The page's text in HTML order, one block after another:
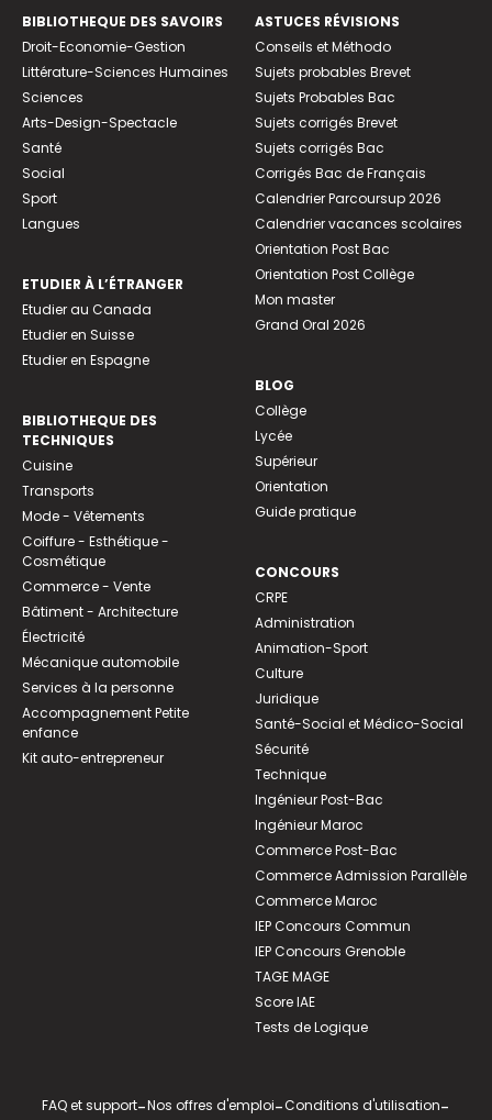
BIBLIOTHEQUE DES SAVOIRS
Droit-Economie-Gestion
Littérature-Sciences Humaines
Sciences
Arts-Design-Spectacle
Santé
Social
Sport
Langues
ETUDIER À L’ÉTRANGER
Etudier au Canada
Etudier en Suisse
Etudier en Espagne
BIBLIOTHEQUE DES
TECHNIQUES
Cuisine
Transports
Mode - Vêtements
Coiffure - Esthétique -
Cosmétique
Commerce - Vente
Bâtiment - Architecture
Électricité
Mécanique automobile
Services à la personne
Accompagnement Petite
enfance
Kit auto-entrepreneur
ASTUCES RÉVISIONS
Conseils et Méthodo
Sujets probables Brevet
Sujets Probables Bac
Sujets corrigés Brevet
Sujets corrigés Bac
Corrigés Bac de Français
Calendrier Parcoursup 2026
Calendrier vacances scolaires
Orientation Post Bac
Orientation Post Collège
Mon master
Grand Oral 2026
BLOG
Collège
Lycée
Supérieur
Orientation
Guide pratique
CONCOURS
CRPE
Administration
Animation-Sport
Culture
Juridique
Santé-Social et Médico-Social
Sécurité
Technique
Ingénieur Post-Bac
Ingénieur Maroc
Commerce Post-Bac
Commerce Admission Parallèle
Commerce Maroc
IEP Concours Commun
IEP Concours Grenoble
TAGE MAGE
Score IAE
Tests de Logique
FAQ et support-Nos offres d'emploi-Conditions d'utilisation-